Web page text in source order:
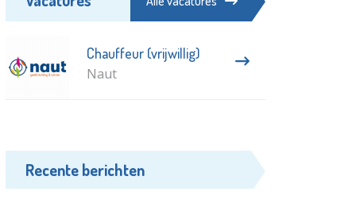
Chauffeur (vrijwillig)
Naut
Recente berichten